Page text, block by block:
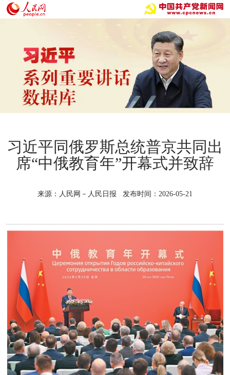
习近平同俄罗斯总统普京共同出
席“中俄教育年”开幕式并致辞
来源：人民网－人民日报 发布时间：2026-05-21